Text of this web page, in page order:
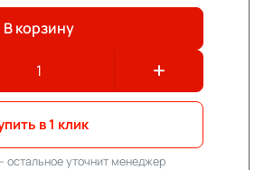
В корзину
в 1 клик
уточнит менеджер